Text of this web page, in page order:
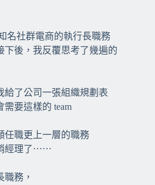
名社群電商的執行長職務
下後，我反覆思考了幾遍的
給了公司一張組織規劃表
要這樣的 team
任職更上一層的職務
經理了⋯⋯
務，